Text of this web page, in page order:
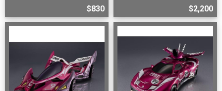
$830 $2,200